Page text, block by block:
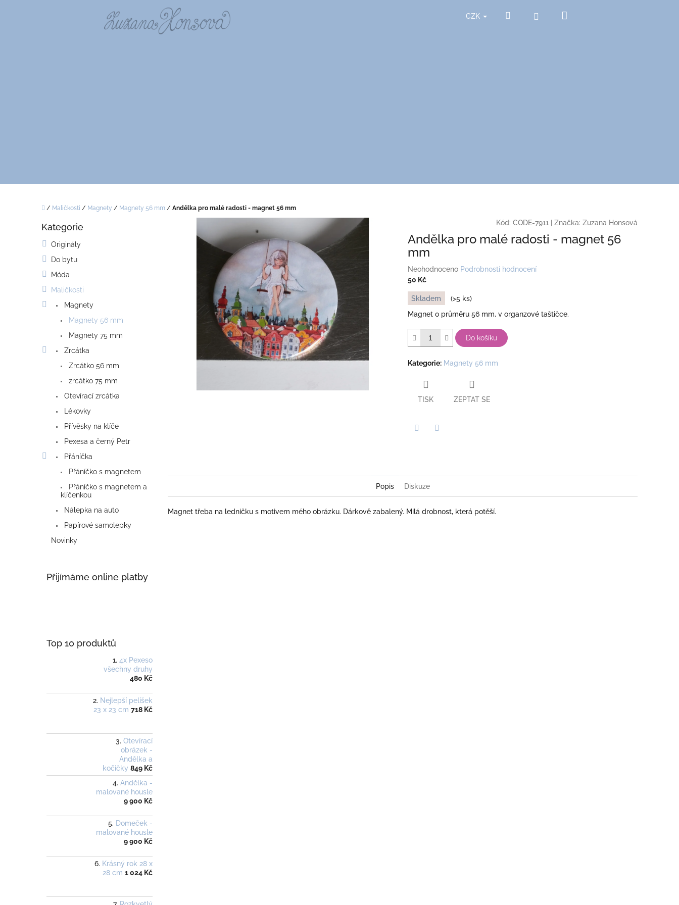
CZK Hledat Přihlášení
Domů
/ Maličkosti / Magnety / Magnety 56 mm / Andělka pro malé radosti - magnet 56 mm
Přeskočit
Kategorie
Originály
Do bytu
Móda
Maličkosti
Magnety
Magnety 56 mm
Magnety 75 mm
Zrcátka
Zrcátko 56 mm
zrcátko 75 mm
Otevírací zrcátka
Lékovky
Přívěsky na klíče
Pexesa a černý Petr
Přáníčka
Přáníčko s magnetem
Přáníčko s magnetem a
klíčenkou
Nálepka na auto
Papírové samolepky
Novinky
Přijímáme online platby
Top 10 produktů
4x Pexeso
všechny druhy
480 Kč
Nejlepší pelíšek
23 x 23 cm 718 Kč
Otevírací
obrázek -
Andělka a
kočičky 849 Kč
Andělka -
malované housle
9 900 Kč
Domeček -
malované housle
9 900 Kč
Krásný rok 28 x
28 cm 1 024 Kč
Kód: CODE-7911 Značka: Zuzana Honsová
Andělka pro malé radosti - magnet 56
mm
Průměrné
hodnocení
je
0,0
z
5
hvězdiček.
Neohodnoceno Podrobnosti hodnocení
50 Kč
Měrná
cena:
Skladem
(>5 ks)
Magnet o průměru 56 mm, v organzové taštičce.
Do košíku
Kategorie: Magnety 56 mm
TISK ZEPTAT SE
Popis Diskuze
Magnet třeba na ledničku s motivem mého obrázku. Dárkově zabalený. Milá drobnost, která potěší.